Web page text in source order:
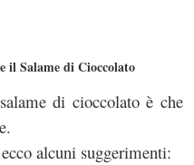
il Salame di Cioccolato
di cioccolato è che
alcuni suggerimenti: